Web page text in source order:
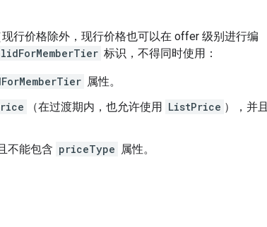
行价格除外，现行价格也可以在 offer 级别进行编
标识，不得同时使用：
属性。
（在过渡期内，也允许使用 ListPrice ），并且
不能包含 priceType 属性。